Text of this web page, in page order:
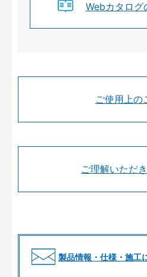
Webカタログ
ご使用上の
ご理解いただ
製品情報・仕様・施工